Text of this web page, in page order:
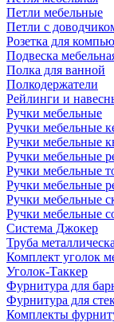
Петли мебельные
Петли с
Розетка для
Подвеска
Полка для ванной
Полкодержатели
Рейлинги и
Ручки мебельные
Ручки мебельные
Ручки мебельные
Ручки мебельные
Ручки мебельные
Ручки мебельные
Ручки мебельные
Ручки мебельные
Система Джокер
Труба
Комплект уголок
Уголок-Таккер
Фурнитура для
Фурнитура для
Комплекты